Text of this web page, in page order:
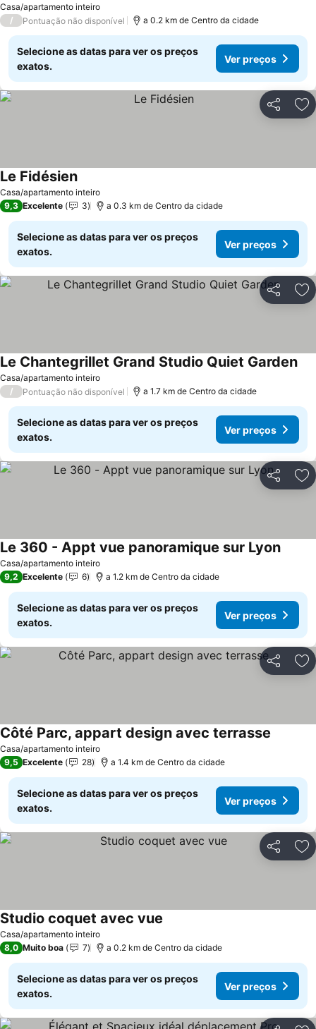
Casa/apartamento inteiro
Ver preços
/ Pontuação não disponível a 0.2 km de Centro da cidade
Selecione as datas para ver os preços
exatos.
Ver preços
Partilhar
Casa/apartamento inteiro
Le FidésienVer preços
9,3 Excelente 3 a 0.3 km de Centro da cidade
Selecione as datas para ver os preços
exatos.
Ver preços
Partilhar
Casa/apartamento inteiro
Le Chantegrillet Grand Studio Quiet Garden
/ Pontuação não disponível a 1.7 km de Centro da cidade
Selecione as datas para ver os preços
exatos.
Ver preços
Partilhar
Casa/apartamento inteiro
Le 360 - Appt vue panoramique sur LyonVer
9,2 Excelente 6 a 1.2 km de Centro da cidade
Selecione as datas para ver os preços
exatos.
Ver preços
Partilhar
Casa/apartamento inteiro
Côté Parc, appart design avec terrasse
9,5 Excelente 28 a 1.4 km de Centro da cidade
Selecione as datas para ver os preços
exatos.
Ver preços
Partilhar
Casa/apartamento inteiro
Studio coquet avec vue
8,0 Muito boa 7 a 0.2 km de Centro da cidade
Selecione as datas para ver os preços
exatos.
Ver preços